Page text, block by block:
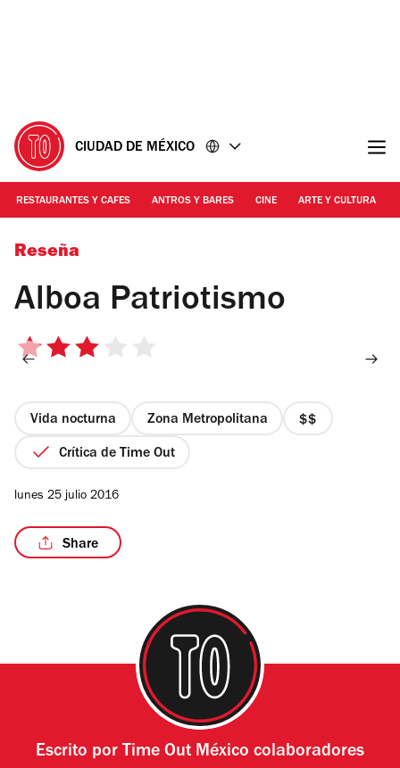
CIUDAD DE MÉXICO
RESTAURANTES Y CAFES ANTROS Y BARES CINE ARTE Y CULTURA
Foto: Alejandra Carbajal
Reseña
Alboa Patriotismo
3
estrellas
Vida nocturna Zona Metropolitana
precio
Crítica de Time Out
lunes 25 julio 2016
Share
Escrito por Time Out México colaboradores